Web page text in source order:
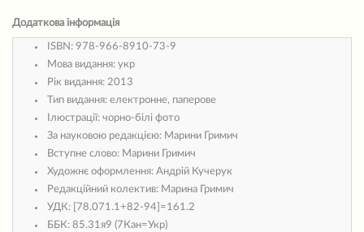
Додаткова інформація
ISBN: 978-966-8910-73-9
Мова видання: укр
Рік видання: 2013
Тип видання: електронне, паперове
Ілюстрації: чорно-білі фото
За науковою редакцією: Марини Гримич
Вступне слово: Марини Гримич
Художнє оформлення: Андрій Кучерук
Редакційний колектив: Марина Гримич
УДК:
[78.071.1+82-94]=161.2
ББК: 85.31я9 (7Кан=Укр)